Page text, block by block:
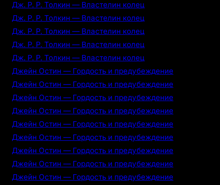
Дж. Р. Р. Толкин — Властелин колец
Дж. Р. Р. Толкин — Властелин колец
Дж. Р. Р. Толкин — Властелин колец
Дж. Р. Р. Толкин — Властелин колец
Дж. Р. Р. Толкин — Властелин колец
Джейн Остин — Гордость и предубеждение
Джейн Остин — Гордость и предубеждение
Джейн Остин — Гордость и предубеждение
Джейн Остин — Гордость и предубеждение
Джейн Остин — Гордость и предубеждение
Джейн Остин — Гордость и предубеждение
Джейн Остин — Гордость и предубеждение
Джейн Остин — Гордость и предубеждение
Джейн Остин — Гордость и предубеждение